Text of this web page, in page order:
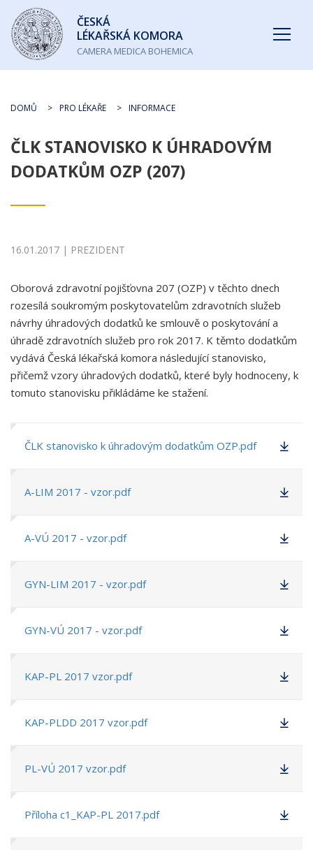
Česká
lékařská
komora
ČESKÁ
LÉKAŘSKÁ KOMORA
CAMERA MEDICA BOHEMICA
DOMŮ PRO LÉKAŘE INFORMACE
ČLK STANOVISKO K ÚHRADOVÝM
DODATKŮM OZP (207)
16.01.2017 | PREZIDENT
Oborová zdravotní pojišťovna 207 (OZP) v těchto dnech
rozesílá soukromým poskytovatelům zdravotních služeb
návrhy úhradových dodatků ke smlouvě o poskytování a
úhradě zdravotních služeb pro rok 2017. K těmto dodatkům
vydává Česká lékařská komora následující stanovisko,
přičemž vzory úhradových dodatků, které byly hodnoceny, k
tomuto stanovisku přikládáme ke stažení.
ČLK stanovisko k úhradovým dodatkům OZP.pdf
A-LIM 2017 - vzor.pdf
A-VÚ 2017 - vzor.pdf
GYN-LIM 2017 - vzor.pdf
GYN-VÚ 2017 - vzor.pdf
KAP-PL 2017 vzor.pdf
KAP-PLDD 2017 vzor.pdf
PL-VÚ 2017 vzor.pdf
Příloha c1_KAP-PL 2017.pdf